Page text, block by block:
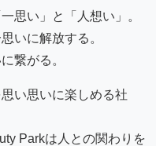
思い」と「人想い」。
いに解放する。
繋がる。
い思いに楽しめる社
Parkは人との関わりを